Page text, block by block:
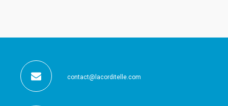
contact@lacorditelle.com